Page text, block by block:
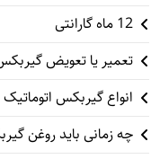
12 ماه گارانتی
تعمیر یا تعویض
انواع گیربکس اتوماتیک
چه زمانی باید روغن